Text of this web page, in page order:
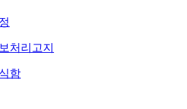
처리고지
함